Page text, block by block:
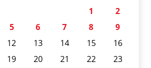
1
2
5 6 7 8
9
12 13 14 15
16
19 20 21 22
23